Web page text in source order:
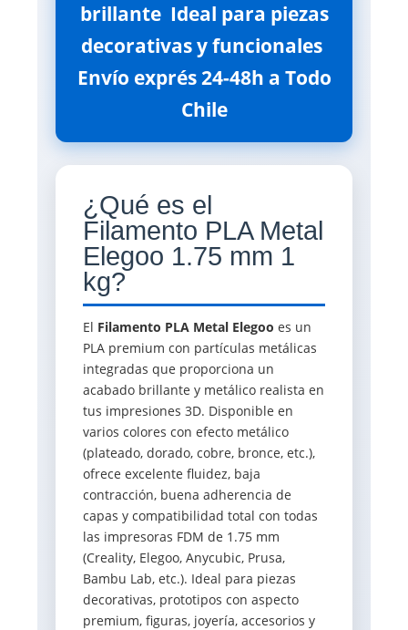
brillante  Ideal para piezas
decorativas y funcionales 
Envío exprés 24-48h a Todo
Chile
¿Qué es el
Filamento PLA Metal
Elegoo 1.75 mm 1
kg?
El Filamento PLA Metal Elegoo es un
PLA premium con partículas metálicas
integradas que proporciona un
acabado brillante y metálico realista en
tus impresiones 3D. Disponible en
varios colores con efecto metálico
(plateado, dorado, cobre, bronce, etc.),
ofrece excelente fluidez, baja
contracción, buena adherencia de
capas y compatibilidad total con todas
las impresoras FDM de 1.75 mm
(Creality, Elegoo, Anycubic, Prusa,
Bambu Lab, etc.). Ideal para piezas
decorativas, prototipos con aspecto
premium, figuras, joyería, accesorios y